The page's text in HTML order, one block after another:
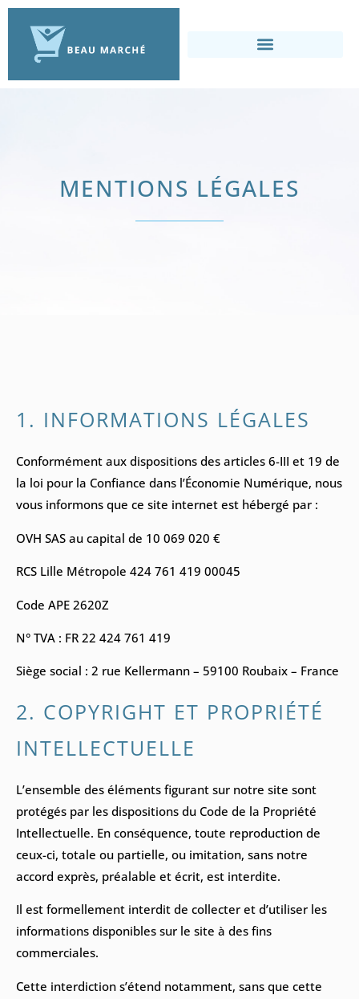
MENTIONS LÉGALES
1. INFORMATIONS LÉGALES
Conformément aux dispositions des articles 6-III et 19 de
la loi pour la Confiance dans l’Économie Numérique, nous
vous informons que ce site internet est hébergé par :
OVH SAS au capital de 10 069 020 €
RCS Lille Métropole 424 761 419 00045
Code APE 2620Z
N° TVA : FR 22 424 761 419
Siège social : 2 rue Kellermann – 59100 Roubaix – France
2. COPYRIGHT ET PROPRIÉTÉ
INTELLECTUELLE
L’ensemble des éléments figurant sur notre site sont
protégés par les dispositions du Code de la Propriété
Intellectuelle. En conséquence, toute reproduction de
ceux-ci, totale ou partielle, ou imitation, sans notre
accord exprès, préalable et écrit, est interdite.
Il est formellement interdit de collecter et d’utiliser les
informations disponibles sur le site à des fins
commerciales.
Cette interdiction s’étend notamment, sans que cette